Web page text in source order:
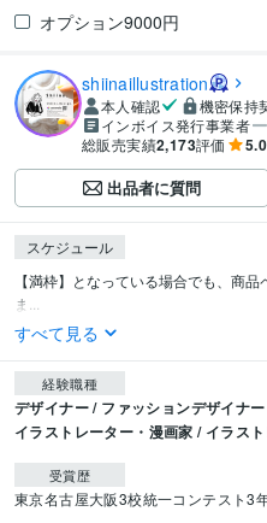
オプション9000円
shiinaillustration
本人確認
機密保持
インボイス発行事業者
総販売実績2,173評価 5.0
出品者に質問
スケジュール
【満枠】となっている場合でも、商
ま...
すべて見る
経験職種
デザイナー / ファッションデザイナー
イラストレーター・漫画家 / イラス
受賞歴
東京名古屋大阪3校統一コンテスト3